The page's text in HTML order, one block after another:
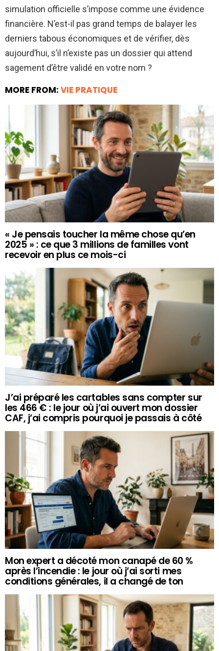
simulation officielle s’impose comme une évidence
financière. N’est-il pas grand temps de balayer les
derniers tabous économiques et de vérifier, dès
aujourd’hui, s’il n’existe pas un dossier qui attend
sagement d’être validé en votre nom ?
MORE FROM: VIE PRATIQUE
« Je pensais toucher la même chose qu’en
2025 » : ce que 3 millions de familles vont
recevoir en plus ce mois-ci
J’ai préparé les cartables sans compter sur
les 466 € : le jour où j’ai ouvert mon dossier
CAF, j’ai compris pourquoi je passais à côté
Mon expert a décoté mon canapé de 60 %
après l’incendie : le jour où j’ai sorti mes
conditions générales, il a changé de ton